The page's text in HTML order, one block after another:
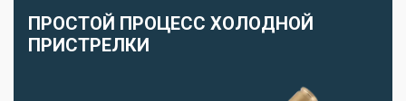
ПРОСТОЙ ПРОЦЕСС ХОЛОДНОЙ
ПРИСТРЕЛКИ